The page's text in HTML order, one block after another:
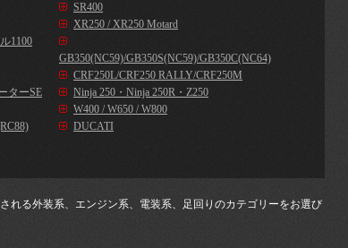
SR400
XR250 / XR250 Motard
1100
GB350(NC59)/GB350S(NC59)/GB350C(NC64)
CRF250L/CRF250 RALLY/CRF250M
ターSE
Ninja 250・Ninja 250R・Z250
W400 / W650 / W800
DUCATI
れる外装系、エンジン系、電装系、足回りのカテゴリーをお選び